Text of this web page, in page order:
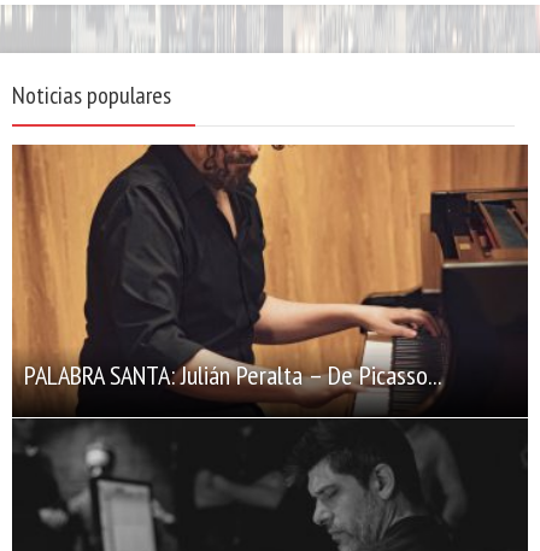
Noticias populares
PALABRA SANTA: Julián Peralta – De Picasso...